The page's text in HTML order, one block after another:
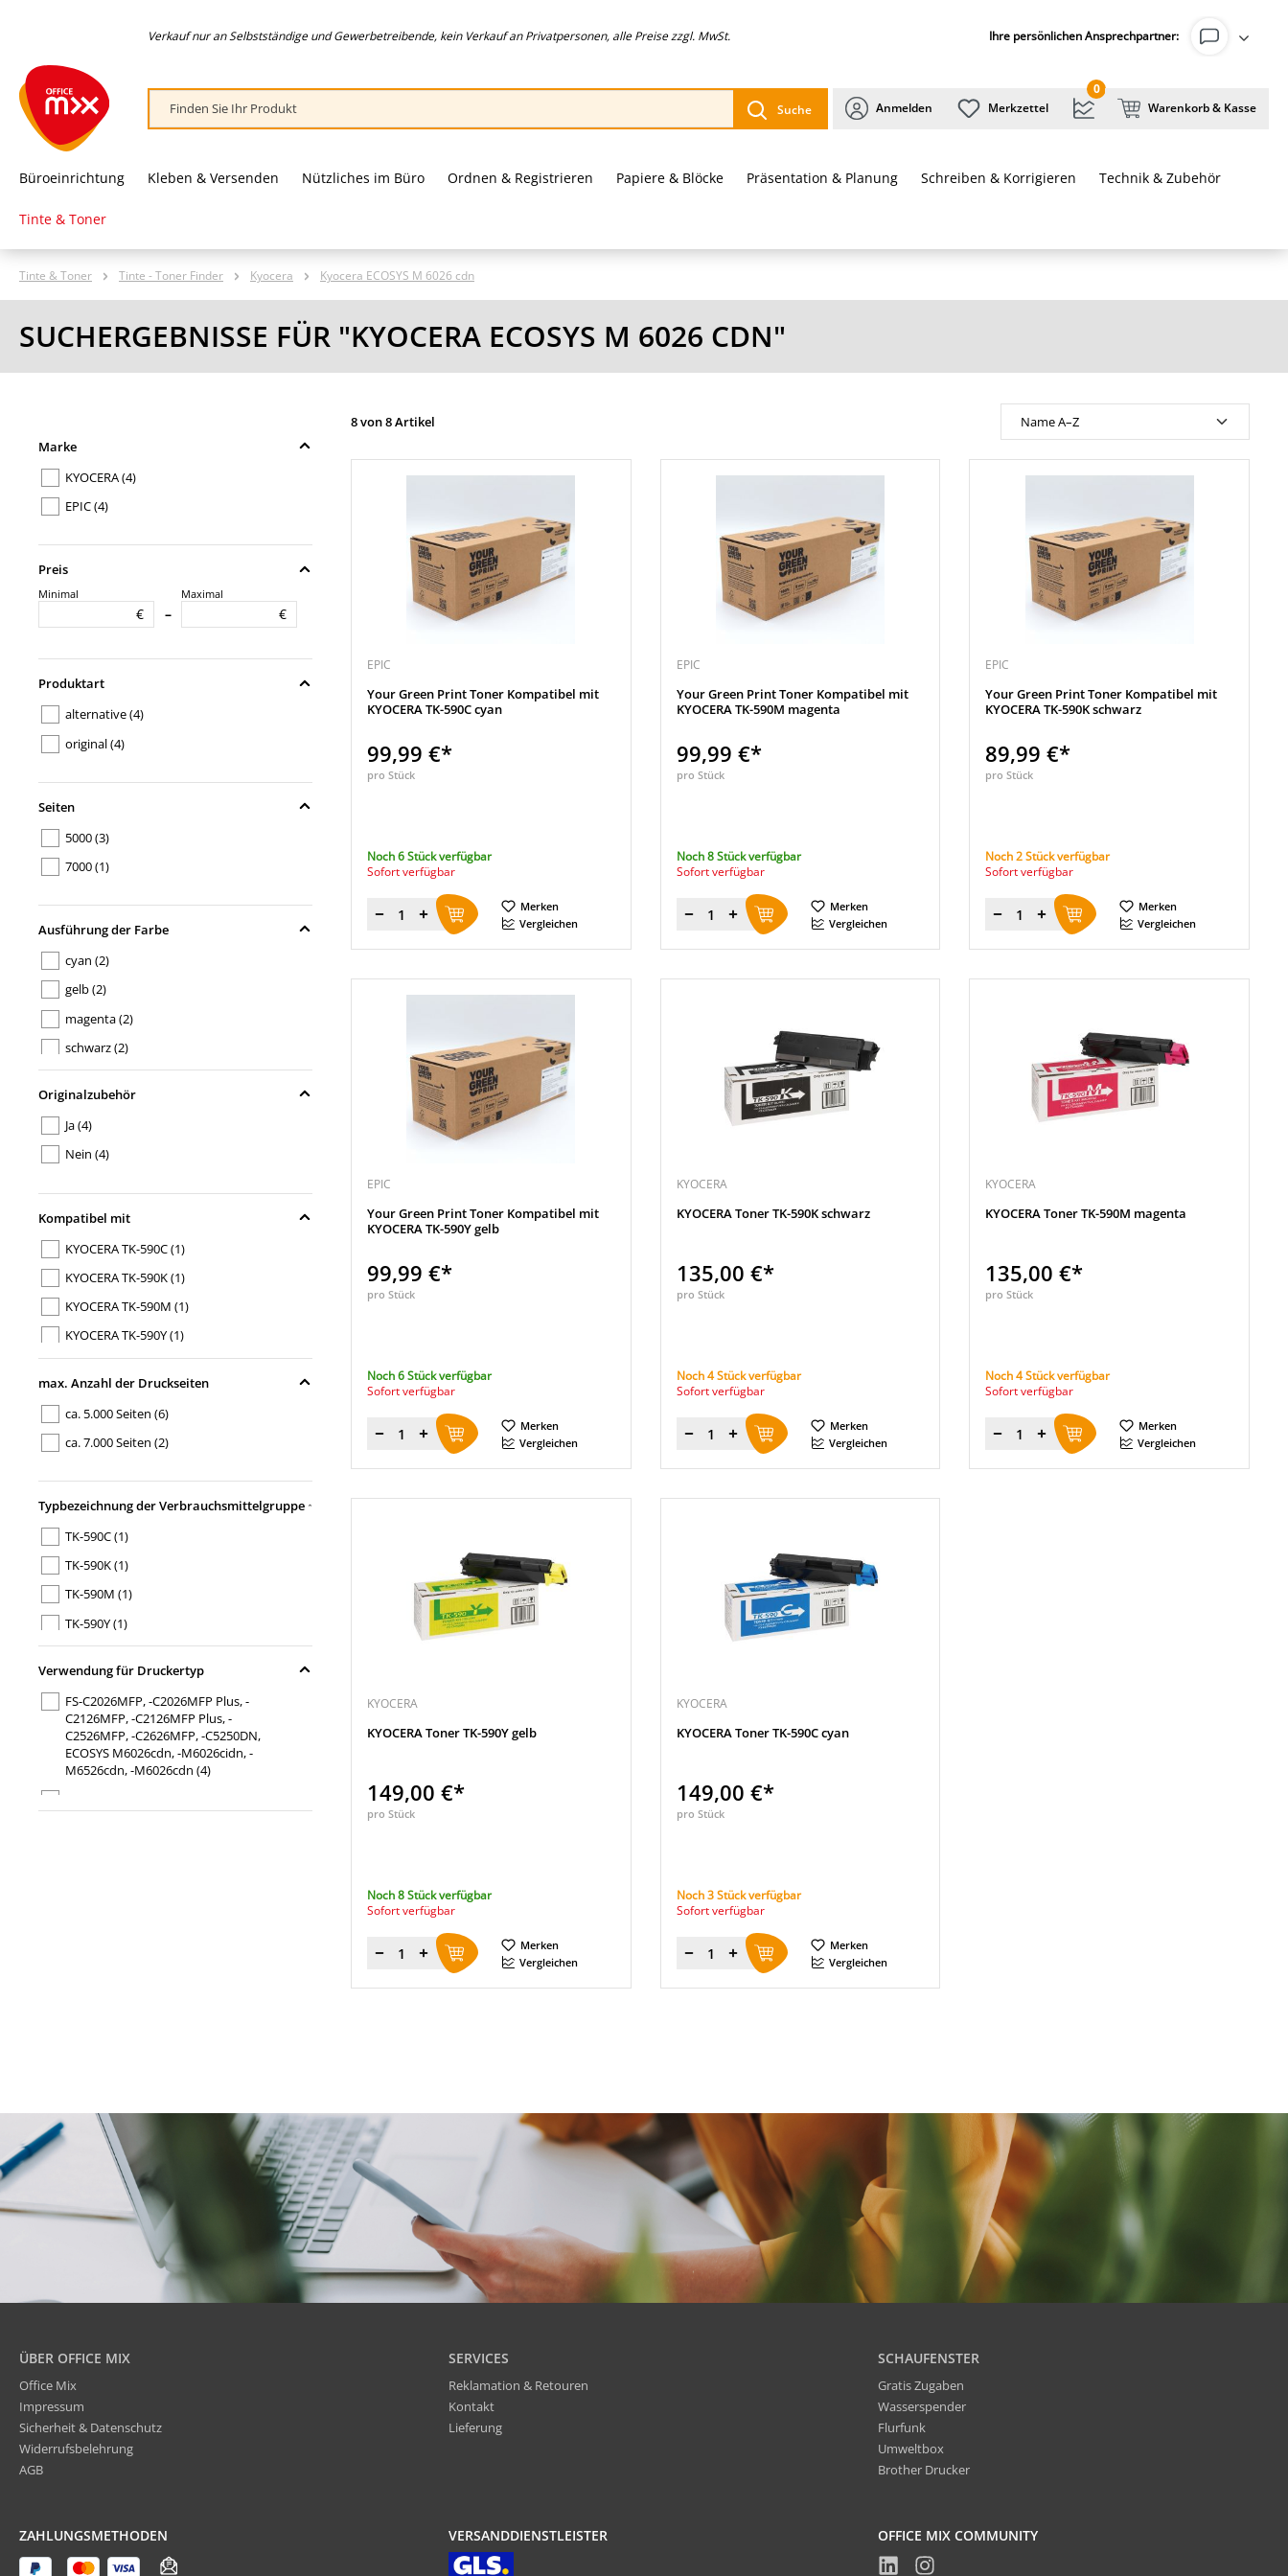
Verkauf nur an Selbstständige und Gewerbetreibende, kein Verkauf an Privatpersonen, alle Preise zzgl. MwSt. Ihre persönlichen Ansprechpartner:
Suche Anmelden Merkzettel
0
Warenkorb & Kasse
Büroeinrichtung Kleben & Versenden Nützliches im Büro Ordnen & Registrieren Papiere & Blöcke Präsentation & Planung Schreiben & Korrigieren Technik & Zubehör
Tinte & Toner
Tinte & Toner Tinte - Toner Finder Kyocera Kyocera ECOSYS M 6026 cdn
SUCHERGEBNISSE FÜR "KYOCERA ECOSYS M 6026 CDN"
Marke
KYOCERA(4)
EPIC(4)
Preis
Minimal
€ –
Maximal
€
Produktart
alternative(4)
original(4)
Seiten
5000(3)
7000(1)
Ausführung der Farbe
cyan (2)
gelb(2)
magenta(2)
schwarz(2)
Originalzubehör
Ja(4)
Nein (4)
Kompatibel mit
KYOCERA TK-590C(1)
KYOCERA TK-590K(1)
KYOCERA TK-590M (1)
KYOCERA TK-590Y(1)
max. Anzahl der Druckseiten
ca. 5.000 Seiten (6)
ca. 7.000 Seiten (2)
Typbezeichnung der Verbrauchsmittelgruppe
TK-590C(1)
TK-590K(1)
TK-590M (1)
TK-590Y(1)
Verwendung für Druckertyp
FS-C2026MFP, -C2026MFP Plus, -
C2126MFP, -C2126MFP Plus, -
C2526MFP, -C2626MFP, -C5250DN,
ECOSYS M6026cdn, -M6026cidn, -
M6526cdn, -M6026cdn (4)
Plus, -C2126MFP, -C2126MFP Plus, -
8 von 8 Artikel
EPIC
Your Green Print Toner Kompatibel mit
KYOCERA TK-590C cyan
99,99 €*
pro Stück
Noch 6 Stück verfügbar
Sofort verfügbar
Menge
Merken
Vergleichen
EPIC
Your Green Print Toner Kompatibel mit
KYOCERA TK-590M magenta
99,99 €*
pro Stück
Noch 8 Stück verfügbar
Sofort verfügbar
Menge
Merken
Vergleichen
EPIC
Your Green Print Toner Kompatibel mit
KYOCERA TK-590K schwarz
89,99 €*
pro Stück
Noch 2 Stück verfügbar
Sofort verfügbar
Menge
Merken
Vergleichen
EPIC
Your Green Print Toner Kompatibel mit
KYOCERA TK-590Y gelb
99,99 €*
pro Stück
Noch 6 Stück verfügbar
Sofort verfügbar
Menge
Merken
Vergleichen
KYOCERA
KYOCERA Toner TK-590K schwarz
135,00 €*
pro Stück
Noch 4 Stück verfügbar
Sofort verfügbar
Menge
Merken
Vergleichen
KYOCERA
KYOCERA Toner TK-590M magenta
135,00 €*
pro Stück
Noch 4 Stück verfügbar
Sofort verfügbar
Menge
Merken
Vergleichen
KYOCERA
KYOCERA Toner TK-590Y gelb
149,00 €*
pro Stück
Noch 8 Stück verfügbar
Sofort verfügbar
Menge
Merken
Vergleichen
KYOCERA
KYOCERA Toner TK-590C cyan
149,00 €*
pro Stück
Noch 3 Stück verfügbar
Sofort verfügbar
Menge
Merken
Vergleichen
ÜBER OFFICE MIX
Office Mix
Impressum
Sicherheit & Datenschutz
Widerrufsbelehrung
AGB
SERVICES
Reklamation & Retouren
Kontakt
Lieferung
SCHAUFENSTER
Gratis Zugaben
Wasserspender
Flurfunk
Umweltbox
Brother Drucker
ZAHLUNGSMETHODEN VERSANDDIENSTLEISTER OFFICE MIX COMMUNITY